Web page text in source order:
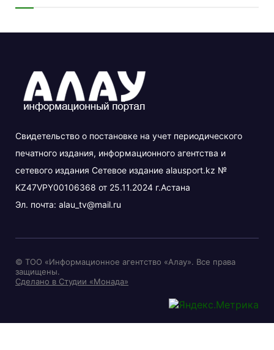
Свидетельство о постановке на учет периодического
печатного издания, информационного агентства и
сетевого издания Сетевое издание alausport.kz №
KZ47VPY00106368 от 25.11.2024 г.Астана
Эл. почта: alau_tv@mail.ru
© ТОО «Информационное агентство «Алау». Все права
защищены.
Сделано в Студии «Монада»